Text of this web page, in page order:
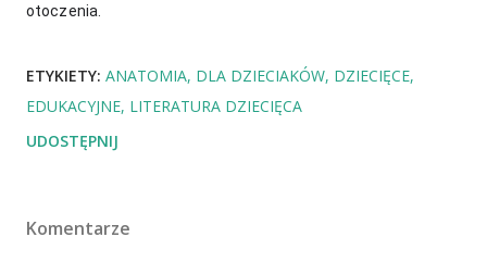
otoczenia.
ETYKIETY: ANATOMIA DLA DZIECIAKÓW DZIECIĘCE
EDUKACYJNE LITERATURA DZIECIĘCA
UDOSTĘPNIJ
Komentarze